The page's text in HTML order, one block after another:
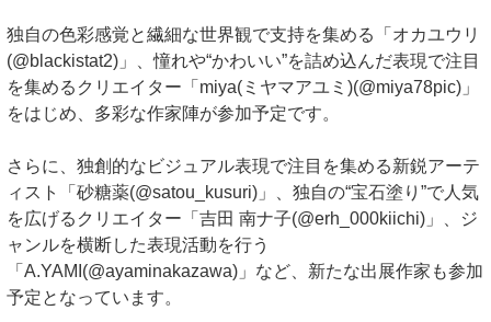
独自の色彩感覚と繊細な世界観で支持を集める「オカユウリ
(@blackistat2)」、憧れや“かわいい”を詰め込んだ表現で注目
を集めるクリエイター「miya(ミヤマアユミ)(@miya78pic)」
をはじめ、多彩な作家陣が参加予定です。
さらに、独創的なビジュアル表現で注目を集める新鋭アーテ
ィスト「砂糖薬(@satou_kusuri)」、独自の“宝石塗り”で人気
を広げるクリエイター「吉田 南ナ子(@erh_000kiichi)」、ジ
ャンルを横断した表現活動を行う
「A.YAMI(@ayaminakazawa)」など、新たな出展作家も参加
予定となっています。